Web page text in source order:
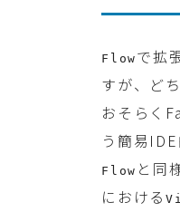
Flow で拡
すが、ど
おそらく
う簡易
Flow と同
における